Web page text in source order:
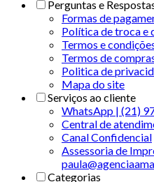
Perguntas e
Formas de
Política de troca e
Termos e
Termos de
Politica de
Mapa do site
Serviços ao cliente
WhatsApp | (21)
Central de
Canal Confidencial
Assessoria de
Categorias